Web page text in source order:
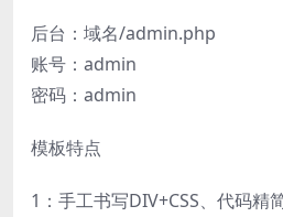
后台：域名/admin.php
账号：admin
密码：admin
模板特点
1：手工书写DIV+CSS、代码精